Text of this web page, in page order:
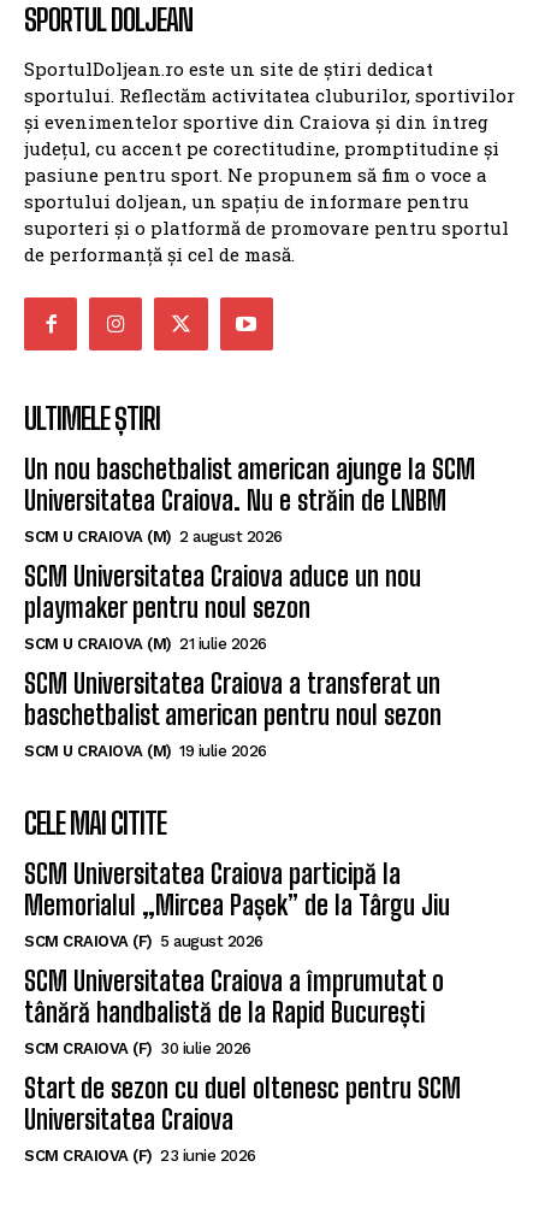
SPORTUL DOLJEAN
SportulDoljean.ro este un site de știri dedicat
sportului. Reflectăm activitatea cluburilor, sportivilor
și evenimentelor sportive din Craiova și din întreg
județul, cu accent pe corectitudine, promptitudine și
pasiune pentru sport. Ne propunem să fim o voce a
sportului doljean, un spațiu de informare pentru
suporteri și o platformă de promovare pentru sportul
de performanță și cel de masă.
ULTIMELE ȘTIRI
Un nou baschetbalist american ajunge la SCM
Universitatea Craiova. Nu e străin de LNBM
SCM U CRAIOVA (M) 2 august 2026
SCM Universitatea Craiova aduce un nou
playmaker pentru noul sezon
SCM U CRAIOVA (M) 21 iulie 2026
SCM Universitatea Craiova a transferat un
baschetbalist american pentru noul sezon
SCM U CRAIOVA (M) 19 iulie 2026
CELE MAI CITITE
SCM Universitatea Craiova participă la
Memorialul „Mircea Pașek” de la Târgu Jiu
SCM CRAIOVA (F) 5 august 2026
SCM Universitatea Craiova a împrumutat o
tânără handbalistă de la Rapid București
SCM CRAIOVA (F) 30 iulie 2026
Start de sezon cu duel oltenesc pentru SCM
Universitatea Craiova
SCM CRAIOVA (F) 23 iunie 2026